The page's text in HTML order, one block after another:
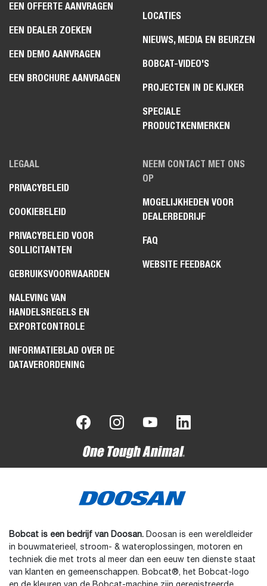
EEN OFFERTE AANVRAGEN
EEN DEALER ZOEKEN
EEN DEMO AANVRAGEN
EEN BROCHURE AANVRAGEN
LOCATIES
NIEUWS, MEDIA EN BEURZEN
BOBCAT-VIDEO'S
PROJECTEN IN DE KIJKER
SPECIALE
PRODUCTKENMERKEN
LEGAAL
PRIVACYBELEID
COOKIEBELEID
PRIVACYBELEID VOOR
SOLLICITANTEN
GEBRUIKSVOORWAARDEN
NALEVING VAN
HANDELSREGELS EN
EXPORTCONTROLE
INFORMATIEBLAD OVER DE
DATAVERORDENING
NEEM CONTACT MET ONS
OP
MOGELIJKHEDEN VOOR
DEALERBEDRIJF
FAQ
WEBSITE FEEDBACK
Bobcat is een bedrijf van Doosan. Doosan is een wereldleider
in bouwmaterieel, stroom- & wateroplossingen, motoren en
techniek die met trots al meer dan een eeuw ten dienste staat
van klanten en gemeenschappen. Bobcat®, het Bobcat-logo